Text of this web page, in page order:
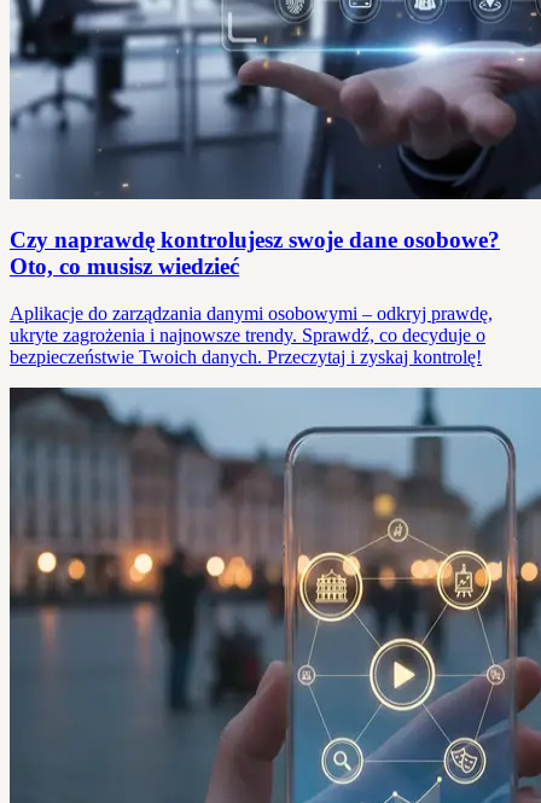
Czy naprawdę kontrolujesz swoje dane osobowe?
Oto, co musisz wiedzieć
Aplikacje do zarządzania danymi osobowymi – odkryj prawdę,
ukryte zagrożenia i najnowsze trendy. Sprawdź, co decyduje o
bezpieczeństwie Twoich danych. Przeczytaj i zyskaj kontrolę!